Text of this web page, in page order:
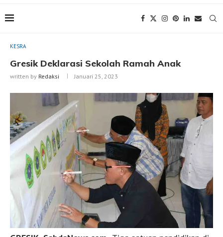
KESRA
Gresik Deklarasi Sekolah Ramah Anak
written by Redaksi Januari 25, 2023